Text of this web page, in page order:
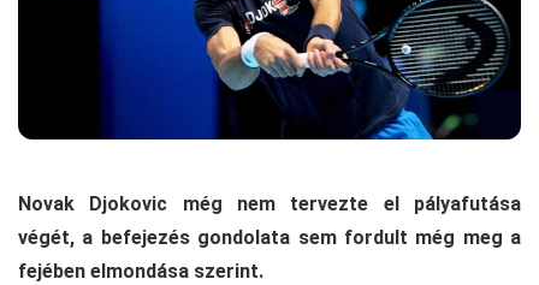
Novak Djokovic még nem tervezte el pályafutása
végét, a befejezés gondolata sem fordult még meg a
fejében elmondása szerint.